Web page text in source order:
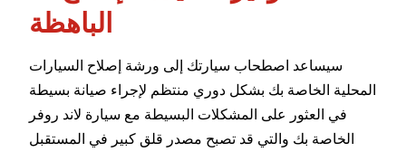
الباهظة
سيساعد اصطحاب سيارتك إلى ورشة إصلاح السيارات
المحلية الخاصة بك بشكل دوري منتظم لإجراء صيانة بسيطة
في العثور على المشكلات البسيطة مع سيارة لاند روفر
الخاصة بك والتي قد تصبح مصدر قلق كبير في المستقبل